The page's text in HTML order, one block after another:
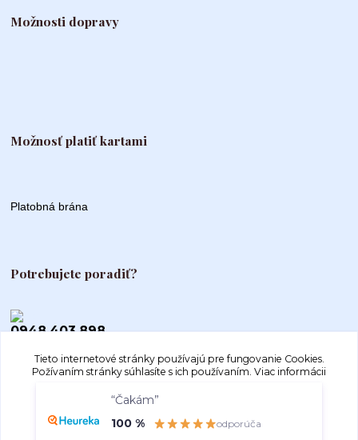
Možnosti dopravy
Možnosť platiť kartami
Platobná brána
Potrebujete poradiť?
0948 403 898
info@autogood.sk
Tieto internetové stránky používajú pre fungovanie Cookies.
Požívaním stránky súhlasíte s ich používaním. Viac informácii
Nastavenia Súhlasím
“Čakám”
100 %
odporúča